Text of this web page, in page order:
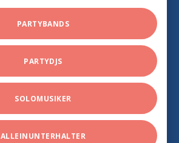
PARTYBANDS
PARTYDJS
SOLOMUSIKER
ALLEINUNTERHALTER